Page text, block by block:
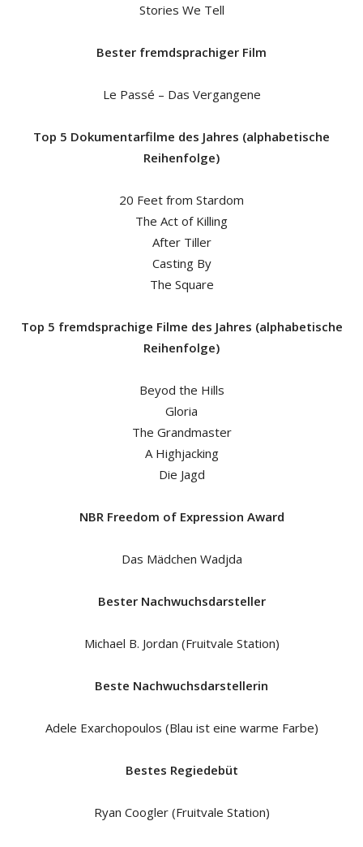
Stories We Tell
Bester fremdsprachiger Film
Le Passé – Das Vergangene
Top 5 Dokumentarfilme des Jahres (alphabetische
Reihenfolge)
20 Feet from Stardom
The Act of Killing
After Tiller
Casting By
The Square
Top 5 fremdsprachige Filme des Jahres (alphabetische
Reihenfolge)
Beyod the Hills
Gloria
The Grandmaster
A Highjacking
Die Jagd
NBR Freedom of Expression Award
Das Mädchen Wadjda
Bester Nachwuchsdarsteller
Michael B. Jordan (Fruitvale Station)
Beste Nachwuchsdarstellerin
Adele Exarchopoulos (Blau ist eine warme Farbe)
Bestes Regiedebüt
Ryan Coogler (Fruitvale Station)